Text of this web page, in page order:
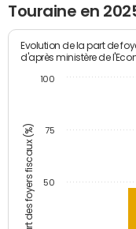
Touraine en
Part des foyers fiscaux (%)
Evolution de la part de
d'après ministère de
50
75
100